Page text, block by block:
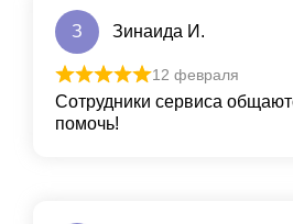
З Зинаида И.
12 февраля
Сотрудники сервиса
помочь!